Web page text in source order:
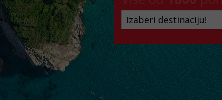
Izaberi destinaciju!